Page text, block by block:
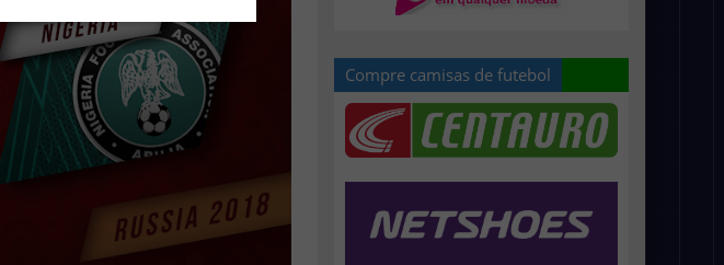
Compre camisas de futebol